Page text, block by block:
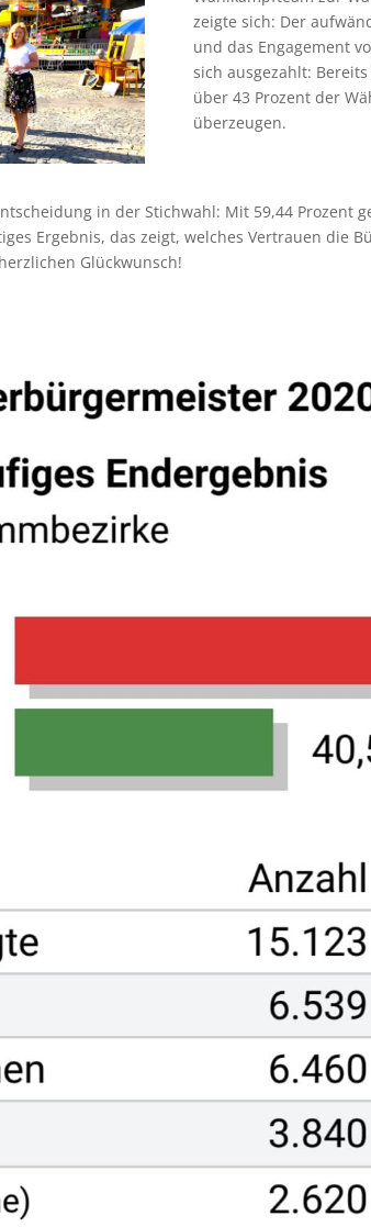
zeigte sich: Der
und das Engagement
sich ausgezahlt:
über 43 Prozent der
überzeugen.
in der Stichwahl: Mit 59,44 Prozent
Ergebnis, das zeigt, welches Vertrauen die
Glückwunsch!